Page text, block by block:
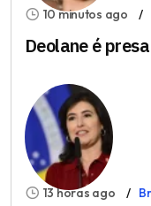
10 minutos ago
Deolane é
13 horas ago